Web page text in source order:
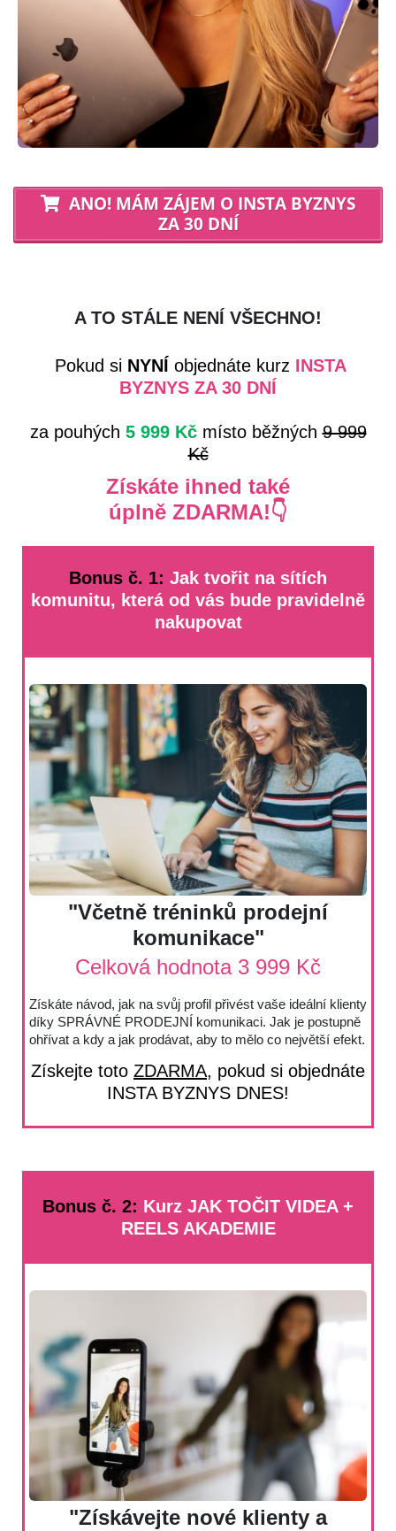
ANO! MÁM ZÁJEM O INSTA BYZNYS
ZA 30 DNÍ
A TO STÁLE NENÍ VŠECHNO!
Pokud si NYNÍ objednáte kurz INSTA
BYZNYS ZA 30 DNÍ
za pouhých 5 999 Kč místo běžných 9 999
Kč
Získáte ihned také
úplně ZDARMA!👇
Bonus č. 1: Jak tvořit na sítích
komunitu, která od vás bude pravidelně
nakupovat
"Včetně tréninků prodejní
komunikace"
Celková hodnota 3 999 Kč
Získáte návod, jak na svůj profil přivést vaše ideální klienty
díky SPRÁVNÉ PRODEJNÍ komunikaci. Jak je postupně
ohřívat a kdy a jak prodávat, aby to mělo co největší efekt.
Získejte toto ZDARMA, pokud si objednáte
INSTA BYZNYS DNES!
Bonus č. 2: Kurz JAK TOČIT VIDEA +
REELS AKADEMIE
"Získávejte nové klienty a